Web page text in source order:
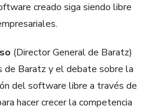
creado siga siendo libre
(Director General de Baratz)
de Baratz y el debate sobre la
del software libre a través de
hacer crecer la competencia